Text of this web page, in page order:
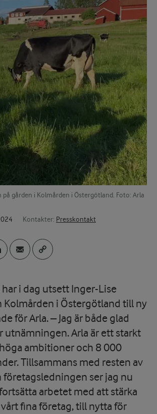
på gården i Kolmården i Östergötland. Foto: Arla
Kontakter: Presskontakt
har i dag utsett Inger-Lise
Kolmården i Östergötland till ny
för Arla. – Jag är både glad
utnämningen. Arla är ett starkt
ambitioner och 8 000
Tillsammans med resten av
företagsledningen ser jag nu
arbetet med att stärka
fina företag, till nytta för